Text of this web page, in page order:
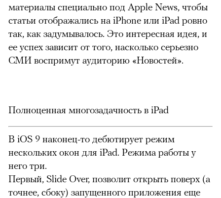
материалы специально под Apple News, чтобы
статьи отображались на iPhone или iPad ровно
так, как задумывалось. Это интересная идея, и
ее успех зависит от того, насколько серьезно
СМИ воспримут аудиторию «Новостей».
Полноценная многозадачность в iPad
В iOS 9 наконец-то дебютирует режим
нескольких окон для iPad. Режима работы у
него три.
Первый, Slide Over, позволит открыть поверх (а
точнее, сбоку) запущенного приложения еще